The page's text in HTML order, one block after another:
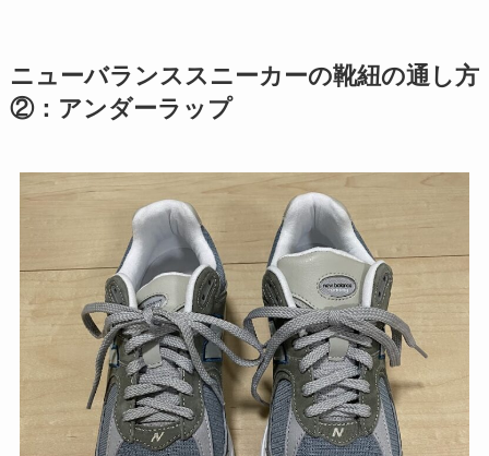
ニューバランススニーカーの靴紐の通し方
②：アンダーラップ